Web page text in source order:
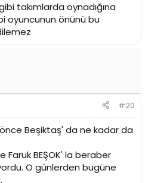
takımlarda oynadığına
oyuncunun önünü bu
#20
Beşiktaş' da ne kadar da
Faruk BEŞOK' la beraber
O günlerden bugüne